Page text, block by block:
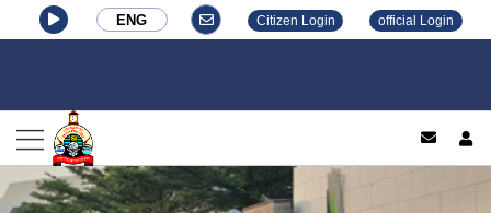
ENG Citizen Login official Login